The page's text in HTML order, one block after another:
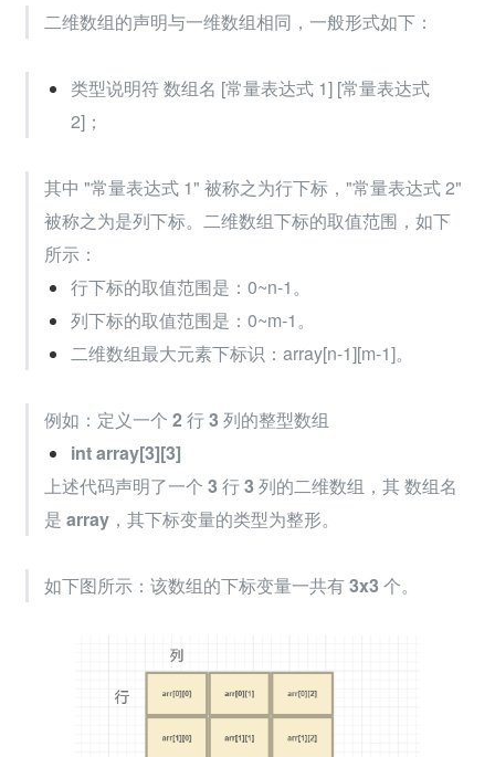
二维数组的声明与一维数组相同，一般形式如下：
类型说明符 数组名 [常量表达式 1] [常量表达式
2]；
其中 "常量表达式 1" 被称之为行下标，"常量表达式 2"
被称之为是列下标。二维数组下标的取值范围，如下
所示：
行下标的取值范围是：0~n-1。
列下标的取值范围是：0~m-1。
二维数组最大元素下标识：array[n-1][m-1]。
例如：定义一个 2 行 3 列的整型数组
int array[3][3]
上述代码声明了一个 3 行 3 列的二维数组，其 数组名
是 array ，其下标变量的类型为整形。
如下图所示：该数组的下标变量一共有 3x3 个。